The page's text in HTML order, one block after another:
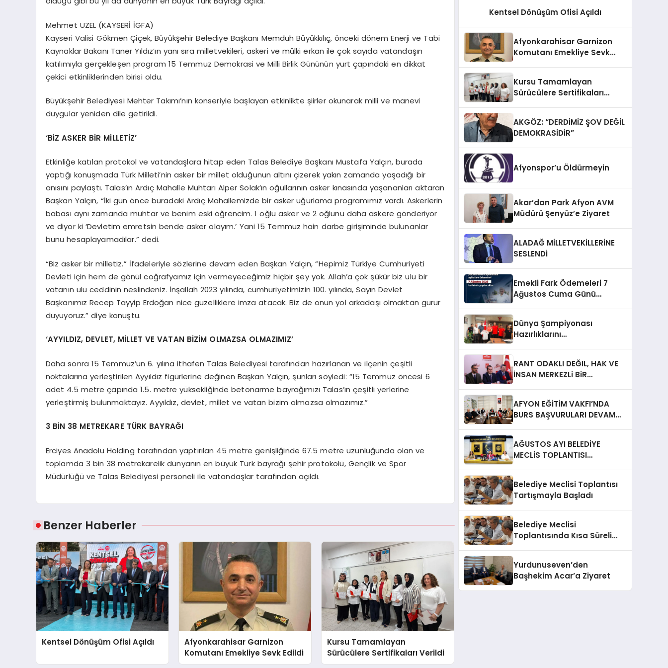
Mehmet UZEL (KAYSERİ İGFA)
Kayseri Valisi Gökmen Çiçek, Büyükşehir Belediye Başkanı Memduh Büyükkılıç, önceki dönem Enerji ve Tabi
Kaynaklar Bakanı Taner Yıldız’ın yanı sıra milletvekileri, askeri ve mülki erkan ile çok sayıda vatandaşın
katılımıyla gerçekleşen program 15 Temmuz Demokrasi ve Milli Birlik Gününün yurt çapındaki en dikkat
çekici etkinliklerinden birisi oldu.
Büyükşehir Belediyesi Mehter Takımı’nın konseriyle başlayan etkinlikte şiirler okunarak milli ve manevi
duygular yeniden dile getirildi.
‘BİZ ASKER BİR MİLLETİZ’
Etkinliğe katılan protokol ve vatandaşlara hitap eden Talas Belediye Başkanı Mustafa Yalçın, burada
yaptığı konuşmada Türk Milleti’nin asker bir millet olduğunun altını çizerek yakın zamanda yaşadığı bir
anısını paylaştı. Talas’ın Ardıç Mahalle Muhtarı Alper Solak’ın oğullarının asker kınasında yaşananları aktaran
Başkan Yalçın, “İki gün önce buradaki Ardıç Mahallemizde bir asker uğurlama programımız vardı. Askerlerin
babası aynı zamanda muhtar ve benim eski öğrencim. 1 oğlu asker ve 2 oğlunu daha askere gönderiyor
ve diyor ki ‘Devletim emretsin bende asker olayım.’ Yani 15 Temmuz hain darbe girişiminde bulunanlar
bunu hesaplayamadılar.” dedi.
“Biz asker bir milletiz.” İfadeleriyle sözlerine devam eden Başkan Yalçın, “Hepimiz Türkiye Cumhuriyeti
Devleti için hem de gönül coğrafyamız için vermeyeceğimiz hiçbir şey yok. Allah’a çok şükür biz ulu bir
vatanın ulu ceddinin neslindeniz. İnşallah 2023 yılında, cumhuriyetimizin 100. yılında, Sayın Devlet
Başkanımız Recep Tayyip Erdoğan nice güzelliklere imza atacak. Biz de onun yol arkadaşı olmaktan gurur
duyuyoruz.” diye konuştu.
‘AYYILDIZ, DEVLET, MİLLET VE VATAN BİZİM OLMAZSA OLMAZIMIZ’
Daha sonra 15 Temmuz’un 6. yılına ithafen Talas Belediyesi tarafından hazırlanan ve ilçenin çeşitli
noktalarına yerleştirilen Ayyıldız figürlerine değinen Başkan Yalçın, şunları söyledi: “15 Temmuz öncesi 6
adet 4.5 metre çapında 1.5. metre yüksekliğinde betonarme bayrağımızı Talas’ın çeşitli yerlerine
yerleştirmiş bulunmaktayız. Ayyıldız, devlet, millet ve vatan bizim olmazsa olmazımız.”
3 BİN 38 METREKARE TÜRK BAYRAĞI
Erciyes Anadolu Holding tarafından yaptırılan 45 metre genişliğinde 67.5 metre uzunluğunda olan ve
toplamda 3 bin 38 metrekarelik dünyanın en büyük Türk bayrağı şehir protokolü, Gençlik ve Spor
Müdürlüğü ve Talas Belediyesi personeli ile vatandaşlar tarafından açıldı.
Benzer Haberler
Kentsel Dönüşüm Ofisi Açıldı
Afyonkarahisar Garnizon
Komutanı Emekliye Sevk Edildi
Kursu Tamamlayan
Sürücülere Sertifikaları Verildi
Kentsel Dönüşüm Ofisi Açıldı
Afyonkarahisar Garnizon
Komutanı Emekliye Sevk
Kursu Tamamlayan
Sürücülere Sertifikaları
AKGÖZ: “DERDİMİZ ŞOV DEĞİL
DEMOKRASİDİR”
Afyonspor’u Öldürmeyin
Akar’dan Park Afyon AVM
Müdürü Şenyüz’e Ziyaret
ALADAĞ MİLLETVEKİLLERİNE
SESLENDİ
Emekli Fark Ödemeleri 7
Ağustos Cuma Günü
Dünya Şampiyonası
Hazırlıklarını
RANT ODAKLI DEĞIL, HAK VE
İNSAN MERKEZLi BiR
YANINDAYIZ!
AFYON EĞİTİM VAKFI’NDA
BURS BAŞVURULARI DEVAM
AĞUSTOS AYI BELEDİYE
MECLİS TOPLANTISI
Belediye Meclisi Toplantısı
Tartışmayla Başladı
Belediye Meclisi
Toplantısında Kısa Süreli
Yurdunuseven’den
Başhekim Acar’a Ziyaret